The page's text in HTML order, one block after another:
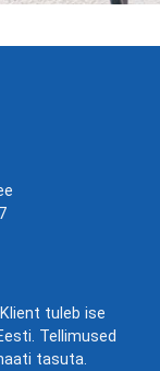
tuleb ise
Tellimused
tasuta.